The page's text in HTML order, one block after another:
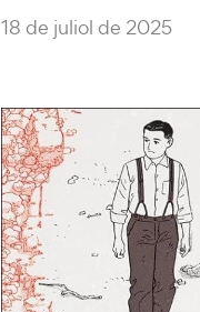
18 de juliol de 2025